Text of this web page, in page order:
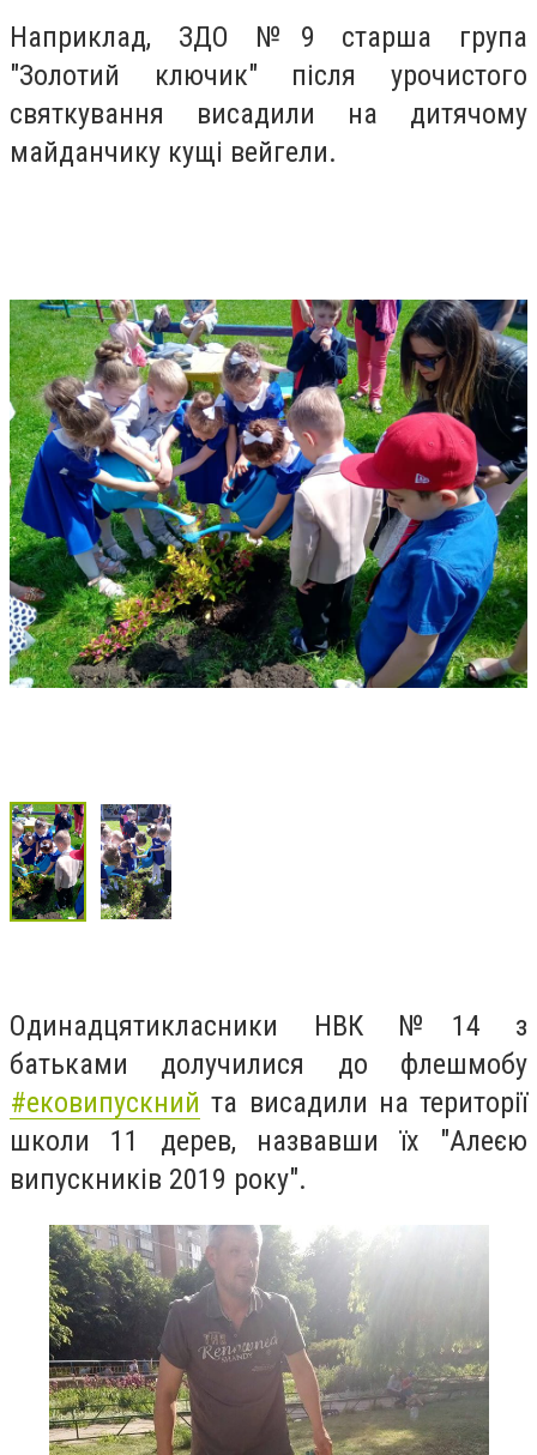
Наприклад, ЗДО №9 старша група
"Золотий ключик" після урочистого
святкування висадили на дитячому
майданчику кущі вейгели.
Одинадцятикласники НВК №14 з
батьками долучилися до флешмобу
#ековипускний та висадили на території
школи 11 дерев, назвавши їх "Алеєю
випускників 2019 року".